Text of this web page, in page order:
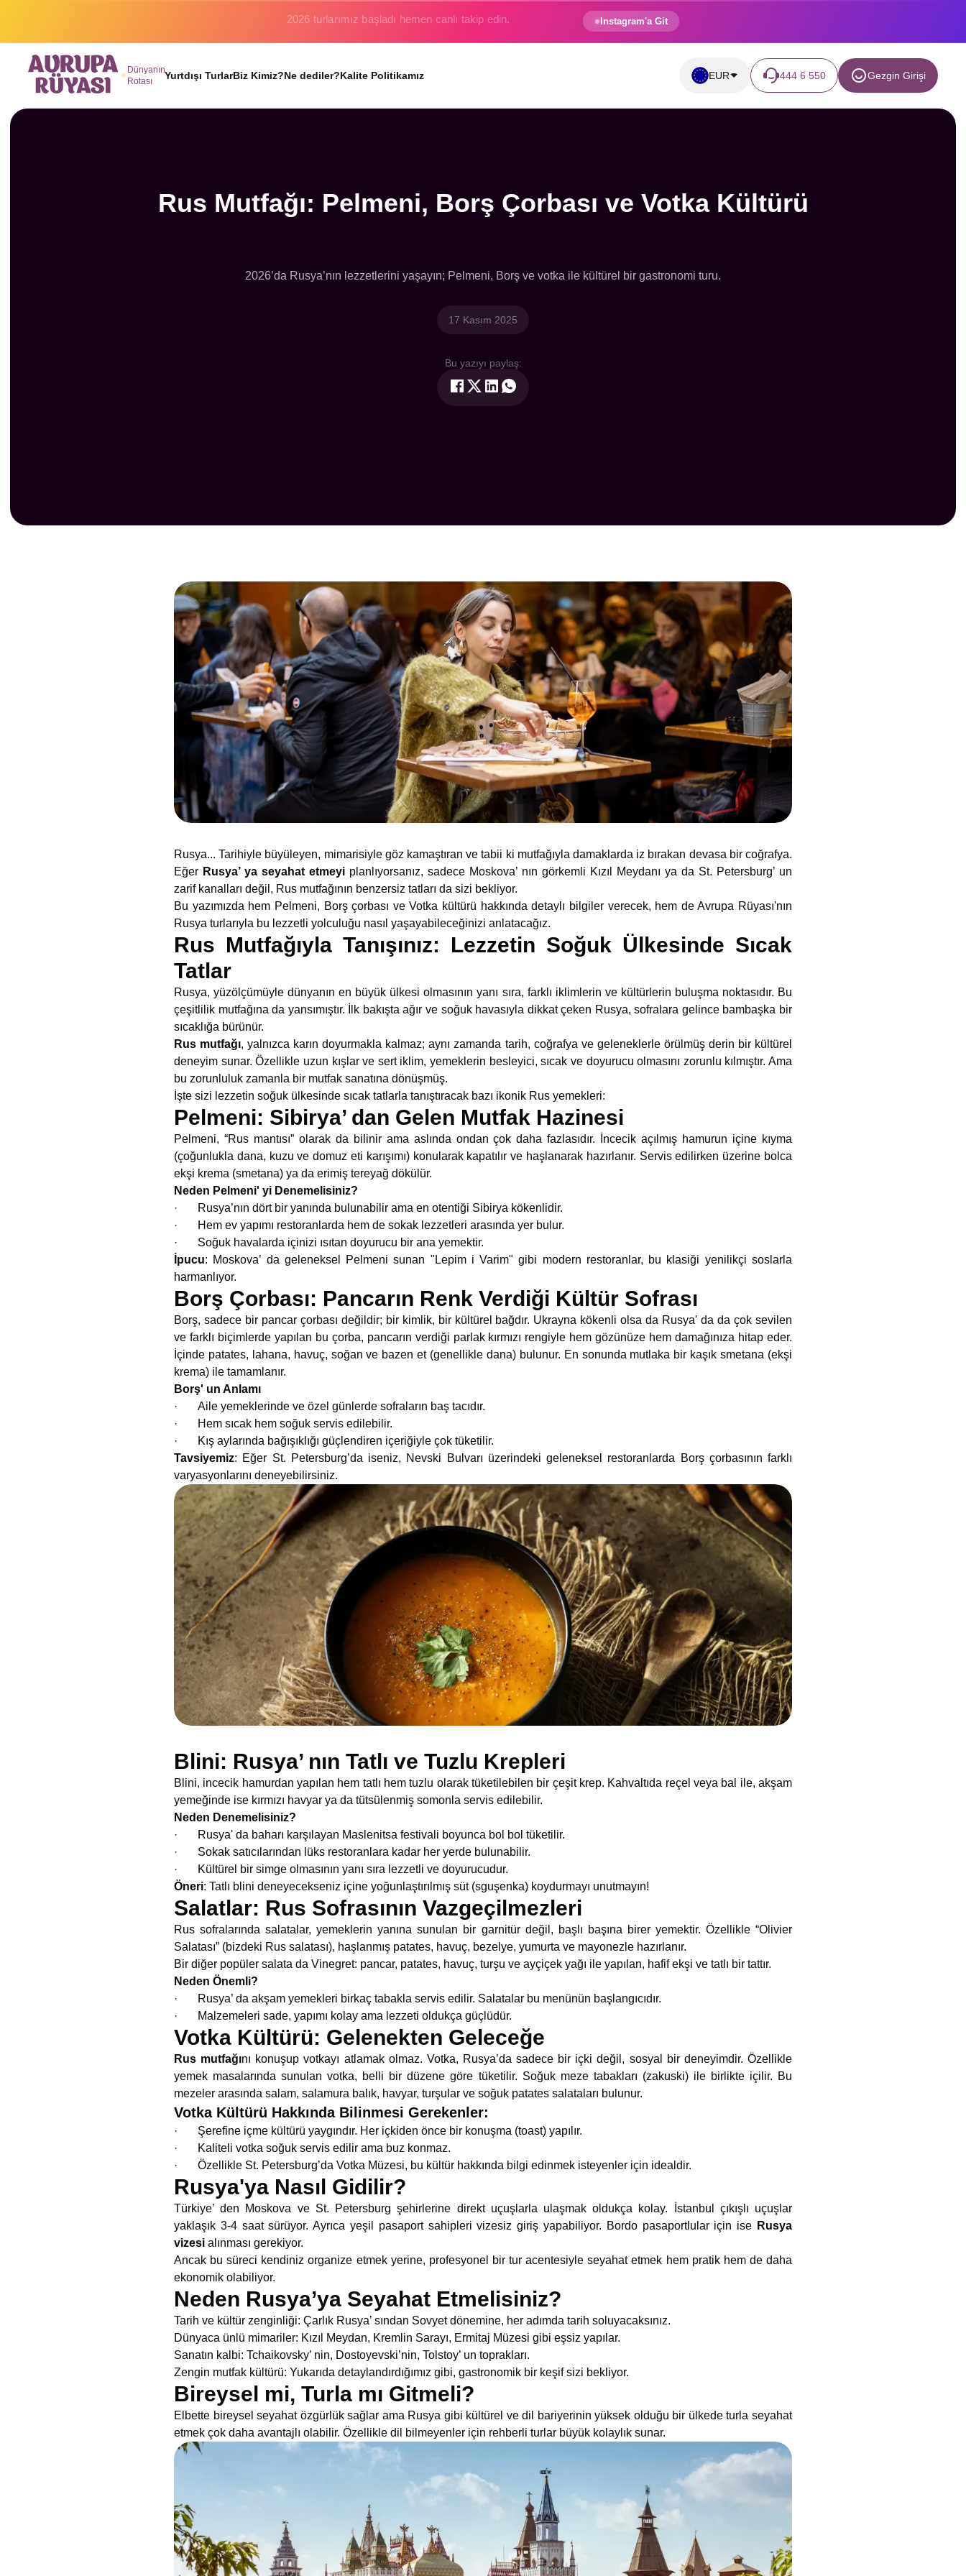
Binlerce gezginin hayali gerçek oluyor. Instagram'a Git
Dünyanın
Rotası
Yurtdışı TurlarBiz Kimiz?Ne dediler?Kalite Politikamız EUR 444 6 550 Gezgin Girişi
Rus Mutfağı: Pelmeni, Borş Çorbası ve Votka Kültürü
2026’da Rusya’nın lezzetlerini yaşayın; Pelmeni, Borş ve votka ile kültürel bir gastronomi turu.
17 Kasım 2025
Bu yazıyı paylaş:
Rusya... Tarihiyle büyüleyen, mimarisiyle göz kamaştıran ve tabii ki mutfağıyla damaklarda iz bırakan devasa bir coğrafya.
Eğer Rusya’ ya seyahat etmeyi planlıyorsanız, sadece Moskova’ nın görkemli Kızıl Meydanı ya da St. Petersburg’ un
zarif kanalları değil, Rus mutfağının benzersiz tatları da sizi bekliyor.
Bu yazımızda hem Pelmeni, Borş çorbası ve Votka kültürü hakkında detaylı bilgiler verecek, hem de Avrupa Rüyası'nın
Rusya turlarıyla bu lezzetli yolculuğu nasıl yaşayabileceğinizi anlatacağız.
Rus Mutfağıyla Tanışınız: Lezzetin Soğuk Ülkesinde Sıcak
Tatlar
Rusya, yüzölçümüyle dünyanın en büyük ülkesi olmasının yanı sıra, farklı iklimlerin ve kültürlerin buluşma noktasıdır. Bu
çeşitlilik mutfağına da yansımıştır. İlk bakışta ağır ve soğuk havasıyla dikkat çeken Rusya, sofralara gelince bambaşka bir
sıcaklığa bürünür.
Rus mutfağı, yalnızca karın doyurmakla kalmaz; aynı zamanda tarih, coğrafya ve geleneklerle örülmüş derin bir kültürel
deneyim sunar. Özellikle uzun kışlar ve sert iklim, yemeklerin besleyici, sıcak ve doyurucu olmasını zorunlu kılmıştır. Ama
bu zorunluluk zamanla bir mutfak sanatına dönüşmüş.
İşte sizi lezzetin soğuk ülkesinde sıcak tatlarla tanıştıracak bazı ikonik Rus yemekleri:
Pelmeni: Sibirya’ dan Gelen Mutfak Hazinesi
Pelmeni, “Rus mantısı” olarak da bilinir ama aslında ondan çok daha fazlasıdır. İncecik açılmış hamurun içine kıyma
(çoğunlukla dana, kuzu ve domuz eti karışımı) konularak kapatılır ve haşlanarak hazırlanır. Servis edilirken üzerine bolca
ekşi krema (smetana) ya da erimiş tereyağ dökülür.
Neden Pelmeni' yi Denemelisiniz?
· Rusya’nın dört bir yanında bulunabilir ama en otentiği Sibirya kökenlidir.
· Hem ev yapımı restoranlarda hem de sokak lezzetleri arasında yer bulur.
· Soğuk havalarda içinizi ısıtan doyurucu bir ana yemektir.
İpucu: Moskova’ da geleneksel Pelmeni sunan "Lepim i Varim" gibi modern restoranlar, bu klasiği yenilikçi soslarla
harmanlıyor.
Borş Çorbası: Pancarın Renk Verdiği Kültür Sofrası
Borş, sadece bir pancar çorbası değildir; bir kimlik, bir kültürel bağdır. Ukrayna kökenli olsa da Rusya' da da çok sevilen
ve farklı biçimlerde yapılan bu çorba, pancarın verdiği parlak kırmızı rengiyle hem gözünüze hem damağınıza hitap eder.
İçinde patates, lahana, havuç, soğan ve bazen et (genellikle dana) bulunur. En sonunda mutlaka bir kaşık smetana (ekşi
krema) ile tamamlanır.
Borş' un Anlamı
· Aile yemeklerinde ve özel günlerde sofraların baş tacıdır.
· Hem sıcak hem soğuk servis edilebilir.
· Kış aylarında bağışıklığı güçlendiren içeriğiyle çok tüketilir.
Tavsiyemiz: Eğer St. Petersburg’da iseniz, Nevski Bulvarı üzerindeki geleneksel restoranlarda Borş çorbasının farklı
varyasyonlarını deneyebilirsiniz.
Blini: Rusya’ nın Tatlı ve Tuzlu Krepleri
Blini, incecik hamurdan yapılan hem tatlı hem tuzlu olarak tüketilebilen bir çeşit krep. Kahvaltıda reçel veya bal ile, akşam
yemeğinde ise kırmızı havyar ya da tütsülenmiş somonla servis edilebilir.
Neden Denemelisiniz?
· Rusya' da baharı karşılayan Maslenitsa festivali boyunca bol bol tüketilir.
· Sokak satıcılarından lüks restoranlara kadar her yerde bulunabilir.
· Kültürel bir simge olmasının yanı sıra lezzetli ve doyurucudur.
Öneri: Tatlı blini deneyecekseniz içine yoğunlaştırılmış süt (sguşenka) koydurmayı unutmayın!
Salatlar: Rus Sofrasının Vazgeçilmezleri
Rus sofralarında salatalar, yemeklerin yanına sunulan bir garnitür değil, başlı başına birer yemektir. Özellikle “Olivier
Salatası” (bizdeki Rus salatası), haşlanmış patates, havuç, bezelye, yumurta ve mayonezle hazırlanır.
Bir diğer popüler salata da Vinegret: pancar, patates, havuç, turşu ve ayçiçek yağı ile yapılan, hafif ekşi ve tatlı bir tattır.
Neden Önemli?
· Rusya’ da akşam yemekleri birkaç tabakla servis edilir. Salatalar bu menünün başlangıcıdır.
· Malzemeleri sade, yapımı kolay ama lezzeti oldukça güçlüdür.
Votka Kültürü: Gelenekten Geleceğe
Rus mutfağını konuşup votkayı atlamak olmaz. Votka, Rusya’da sadece bir içki değil, sosyal bir deneyimdir. Özellikle
yemek masalarında sunulan votka, belli bir düzene göre tüketilir. Soğuk meze tabakları (zakuski) ile birlikte içilir. Bu
mezeler arasında salam, salamura balık, havyar, turşular ve soğuk patates salataları bulunur.
Votka Kültürü Hakkında Bilinmesi Gerekenler:
· Şerefine içme kültürü yaygındır. Her içkiden önce bir konuşma (toast) yapılır.
· Kaliteli votka soğuk servis edilir ama buz konmaz.
· Özellikle St. Petersburg’da Votka Müzesi, bu kültür hakkında bilgi edinmek isteyenler için idealdir.
Rusya'ya Nasıl Gidilir?
Türkiye’ den Moskova ve St. Petersburg şehirlerine direkt uçuşlarla ulaşmak oldukça kolay. İstanbul çıkışlı uçuşlar
yaklaşık 3-4 saat sürüyor. Ayrıca yeşil pasaport sahipleri vizesiz giriş yapabiliyor. Bordo pasaportlular için ise Rusya
vizesi alınması gerekiyor.
Ancak bu süreci kendiniz organize etmek yerine, profesyonel bir tur acentesiyle seyahat etmek hem pratik hem de daha
ekonomik olabiliyor.
Neden Rusya’ya Seyahat Etmelisiniz?
Tarih ve kültür zenginliği: Çarlık Rusya’ sından Sovyet dönemine, her adımda tarih soluyacaksınız.
Dünyaca ünlü mimariler: Kızıl Meydan, Kremlin Sarayı, Ermitaj Müzesi gibi eşsiz yapılar.
Sanatın kalbi: Tchaikovsky’ nin, Dostoyevski’nin, Tolstoy’ un toprakları.
Zengin mutfak kültürü: Yukarıda detaylandırdığımız gibi, gastronomik bir keşif sizi bekliyor.
Bireysel mi, Turla mı Gitmeli?
Elbette bireysel seyahat özgürlük sağlar ama Rusya gibi kültürel ve dil bariyerinin yüksek olduğu bir ülkede turla seyahat
etmek çok daha avantajlı olabilir. Özellikle dil bilmeyenler için rehberli turlar büyük kolaylık sunar.